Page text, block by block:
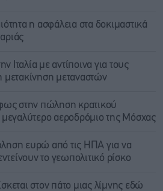
η ασφάλεια στα δοκιμαστικά
Ιταλία με αντίποινα για τους
μετακίνηση μεταναστών
στην πώληση κρατικού
μεγαλύτερο αεροδρόμιο της Μόσχας
ευρώ από τις ΗΠΑ για να
το γεωπολιτικό ρίσκο
στον πάτο μιας λίμνης εδώ